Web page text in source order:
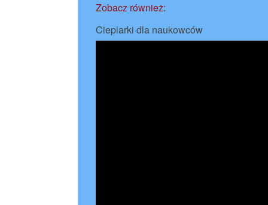
Zobacz również:
Cieplarki dla naukowców